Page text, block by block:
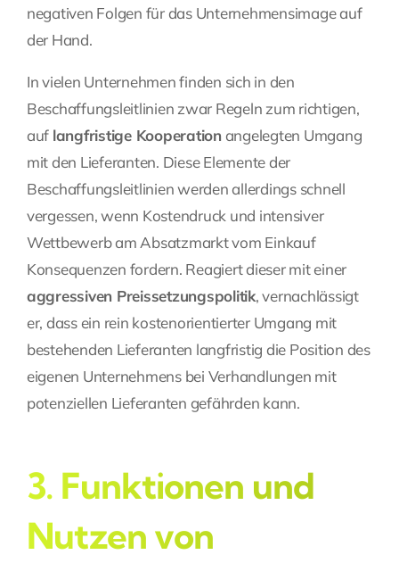
negativen Folgen für das Unternehmensimage auf
der Hand.
In vielen Unternehmen finden sich in den
Beschaffungsleitlinien zwar Regeln zum richtigen,
auf langfristige Kooperation angelegten Umgang
mit den Lieferanten. Diese Elemente der
Beschaffungsleitlinien werden allerdings schnell
vergessen, wenn Kostendruck und intensiver
Wettbewerb am Absatzmarkt vom Einkauf
Konsequenzen fordern. Reagiert dieser mit einer
aggressiven Preissetzungspolitik, vernachlässigt
er, dass ein rein kostenorientierter Umgang mit
bestehenden Lieferanten langfristig die Position des
eigenen Unternehmens bei Verhandlungen mit
potenziellen Lieferanten gefährden kann.
3. Funktionen und
Nutzen von